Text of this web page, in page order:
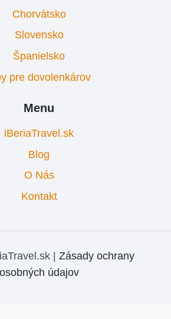
Chorvátsko
Slovensko
Španielsko
pre dovolenkárov
Menu
iBeriaTravel.sk
Blog
O Nás
Kontakt
| Zásady ochrany
osobných údajov